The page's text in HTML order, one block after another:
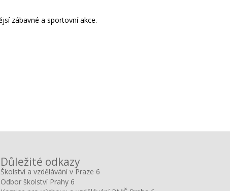
zábavné a sportovní akce.
Důležité odkazy
Školství a vzdělávání v Praze 6
Odbor školství Prahy 6